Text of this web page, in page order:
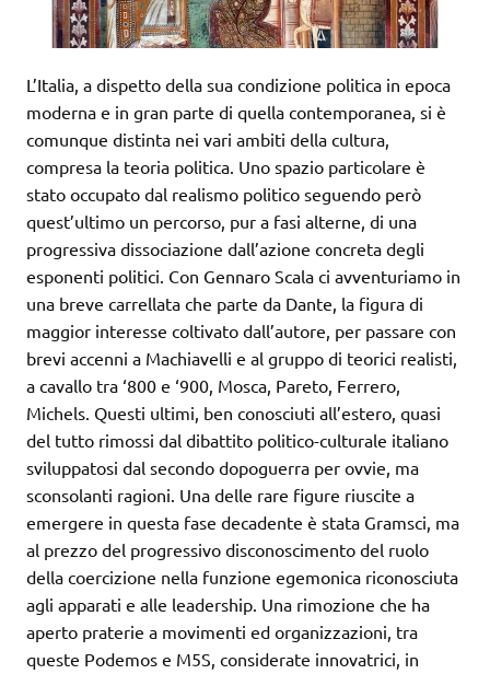
L’Italia, a dispetto della sua condizione politica in epoca
moderna e in gran parte di quella contemporanea, si è
comunque distinta nei vari ambiti della cultura,
compresa la teoria politica. Uno spazio particolare è
stato occupato dal realismo politico seguendo però
quest’ultimo un percorso, pur a fasi alterne, di una
progressiva dissociazione dall’azione concreta degli
esponenti politici. Con Gennaro Scala ci avventuriamo in
una breve carrellata che parte da Dante, la figura di
maggior interesse coltivato dall’autore, per passare con
brevi accenni a Machiavelli e al gruppo di teorici realisti,
a cavallo tra ‘800 e ‘900, Mosca, Pareto, Ferrero,
Michels. Questi ultimi, ben conosciuti all’estero, quasi
del tutto rimossi dal dibattito politico-culturale italiano
sviluppatosi dal secondo dopoguerra per ovvie, ma
sconsolanti ragioni. Una delle rare figure riuscite a
emergere in questa fase decadente è stata Gramsci, ma
al prezzo del progressivo disconoscimento del ruolo
della coercizione nella funzione egemonica riconosciuta
agli apparati e alle leadership. Una rimozione che ha
aperto praterie a movimenti ed organizzazioni, tra
queste Podemos e M5S, considerate innovatrici, in